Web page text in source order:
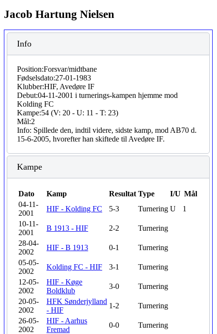
Jacob Hartung Nielsen
Info
Position:Forsvar/midtbane
Fødselsdato:27-01-1983
Klubber:HIF, Avedøre IF
Debut:04-11-2001 i turnerings-kampen hjemme mod
Kolding FC
Kampe:54 (V: 20 - U: 11 - T: 23)
Mål:2
Info: Spillede den, indtil videre, sidste kamp, mod AB70 d.
15-6-2005, hvorefter han skiftede til Avedøre IF.
Kampe
Dato Kamp Resultat Type I/U Mål
04-11-
2001
HIF - Kolding FC 5-3 Turnering U
1
10-11-
2001
B 1913 - HIF 2-2
Turnering
28-04-
2002
HIF - B 1913 0-1
Turnering
05-05-
2002
Kolding FC - HIF 3-1
Turnering
12-05-
2002
HIF - Køge
Boldklub
3-0
Turnering
20-05-
2002
HFK Sønderjylland
- HIF
1-2
Turnering
26-05-
2002
HIF - Aarhus
Fremad
0-0
Turnering